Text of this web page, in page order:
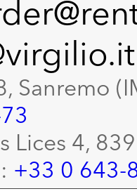
Sanremo
Lices 4,
+33 0 643-